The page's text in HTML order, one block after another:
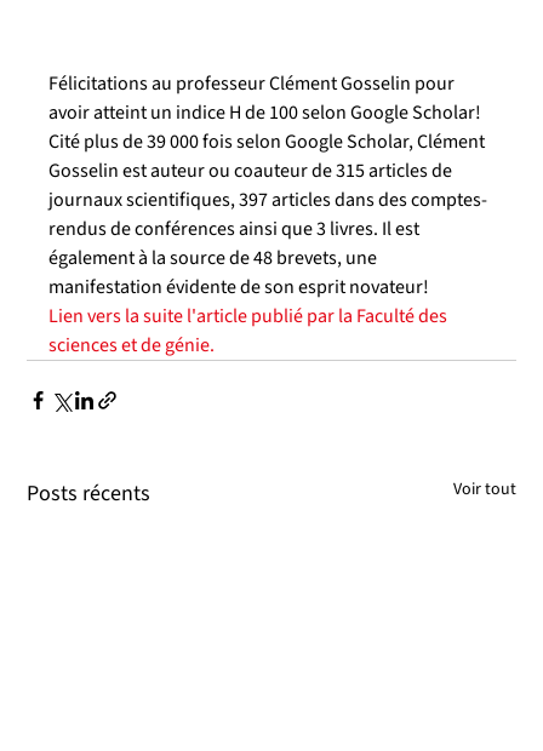
Félicitations au professeur Clément Gosselin pour
avoir atteint un indice H de 100 selon Google Scholar!
Cité plus de 39 000 fois selon Google Scholar, Clément
Gosselin est auteur ou coauteur de 315 articles de
journaux scientifiques, 397 articles dans des comptes-
rendus de conférences ainsi que 3 livres. Il est
également à la source de 48 brevets, une
manifestation évidente de son esprit novateur!
Lien vers la suite l'article publié par la Faculté des
sciences et de génie.
Posts récents Voir tout